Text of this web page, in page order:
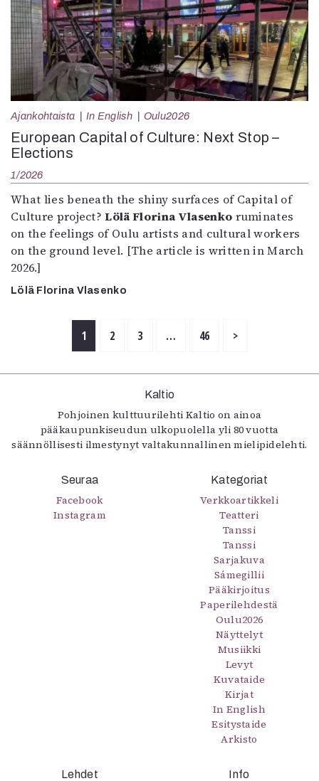
Ajankohtaista In English Oulu2026
European Capital of Culture: Next Stop –
Elections
1/2026
What lies beneath the shiny surfaces of Capital of
Culture project?Lölä Florina Vlasenko ruminates
on the feelings of Oulu artists and cultural workers
on the ground level. [The article is written in March
2026.]
Lölä Florina Vlasenko
1 2 3 … 46 >
Kaltio
Pohjoinen kulttuurilehti Kaltio on ainoa
pääkaupunkiseudun ulkopuolella yli 80 vuotta
säännöllisesti ilmestynyt valtakunnallinen mielipidelehti.
Seuraa
Facebook
Instagram
Kategoriat
Verkkoartikkeli
Teatteri
Tanssi
Tanssi
Sarjakuva
Sámegillii
Pääkirjoitus
Paperilehdestä
Oulu2026
Näyttelyt
Musiikki
Levyt
Kuvataide
Kirjat
In English
Esitystaide
Arkisto
Lehdet Info